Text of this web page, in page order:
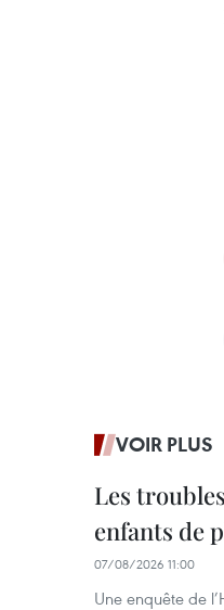
VOIR PLUS
Les
enfants de
07/08/2026 11:00
Une enquête de